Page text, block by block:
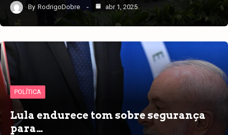
By RodrigoDobre abr 1, 2025
POLÍTICA
Lula endurece tom sobre segurança
para…